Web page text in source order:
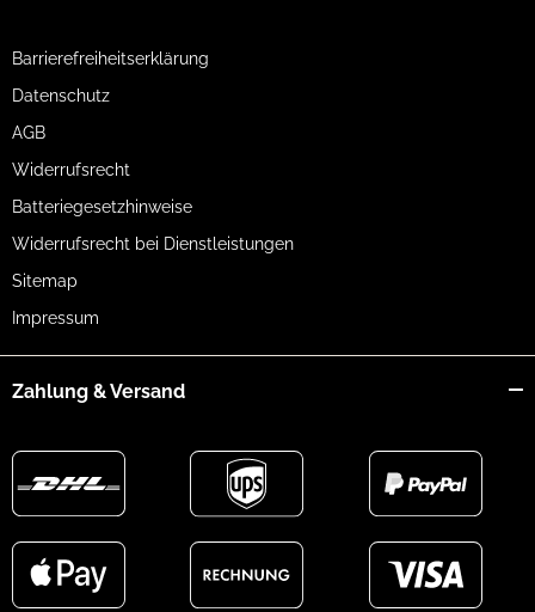
Barrierefreiheitserklärung
Datenschutz
AGB
Widerrufsrecht
Batteriegesetzhinweise
Widerrufsrecht bei Dienstleistungen
Sitemap
Impressum
Zahlung & Versand